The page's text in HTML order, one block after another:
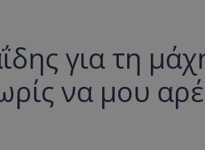
για τη
να μου